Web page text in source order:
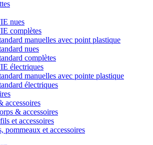
nues
complètes
manuelles avec point plastique
nues
complètes
électriques
manuelles avec pointe plastique
électriques
accessoires
& accessoires
et accessoires
pommeaux et accessoires